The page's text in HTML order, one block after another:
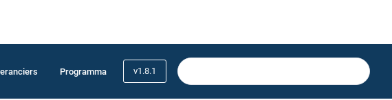
Programma v1.8.1